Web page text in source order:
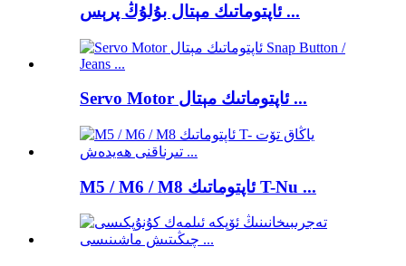
ئاپتوماتىك مېتال بۇلۇڭ پرېس ...
Servo Motor ئاپتوماتىك مېتال ...
M5 / M6 / M8 ئاپتوماتىك T-Nu ...